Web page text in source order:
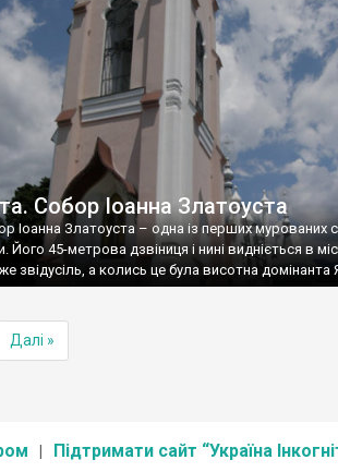
Собор Іоанна Златоуста
Іоанна Златоуста – одна із перших мурованих
Його 45-метрова дзвіниця і нині видніється в
звідусіль, а колись це була висотна домінанта
Далі »
Підтримати сайт “Україна